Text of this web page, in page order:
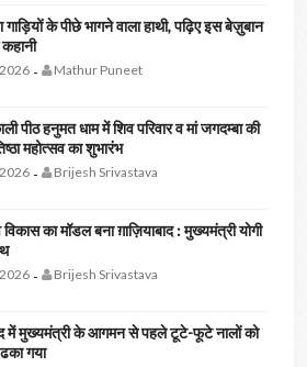
के पीछे भागने वाला हाथी, पढ़िए इस बेज़ुबान
कहानी
- Mathur Puneet
पीठ हनुमत धाम में शिव परिवार व मां जगदम्बा की
महोत्सव का शुभारंभ
- Brijesh Srivastava
का मॉडल बना ग़ाज़ियाबाद : ​मुख्यमंत्री योगी
- Brijesh Srivastava
में मुख्यमंत्री के आगमन से पहले टूटे-फूटे नालों को
गया